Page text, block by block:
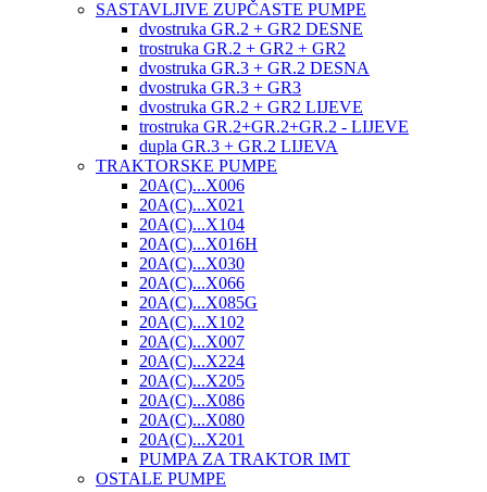
SASTAVLJIVE ZUPČASTE PUMPE
dvostruka GR.2 + GR2 DESNE
trostruka GR.2 + GR2 + GR2
dvostruka GR.3 + GR.2 DESNA
dvostruka GR.3 + GR3
dvostruka GR.2 + GR2 LIJEVE
trostruka GR.2+GR.2+GR.2 - LIJEVE
dupla GR.3 + GR.2 LIJEVA
TRAKTORSKE PUMPE
20A(C)...X006
20A(C)...X021
20A(C)...X104
20A(C)...X016H
20A(C)...X030
20A(C)...X066
20A(C)...X085G
20A(C)...X102
20A(C)...X007
20A(C)...X224
20A(C)...X205
20A(C)...X086
20A(C)...X080
20A(C)...X201
PUMPA ZA TRAKTOR IMT
OSTALE PUMPE